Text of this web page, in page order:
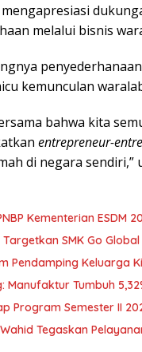
melalui bisnis
kemunculan
bahwa kita
entrepreneur-
di negara sendiri,”
Kementerian ESDM
SMK Go
Pendamping Keluarga
Manufaktur Tumbuh
Program Semester II
Tegaskan